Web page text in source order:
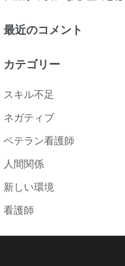
最近のコメント
カテゴリー
スキル不足
ネガティブ
ベテラン看護師
人間関係
新しい環境
看護師